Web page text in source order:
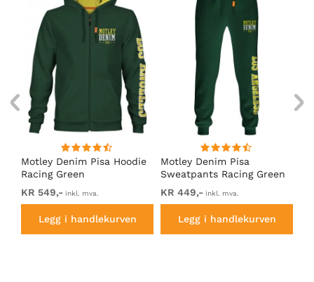
Motley Denim Pisa Hoodie
Racing Green
KR 549,- inkl. mva.
Legg i handlekurven
Motley Denim Pisa
Sweatpants Racing Green
KR 449,- inkl. mva.
Legg i handlekurven